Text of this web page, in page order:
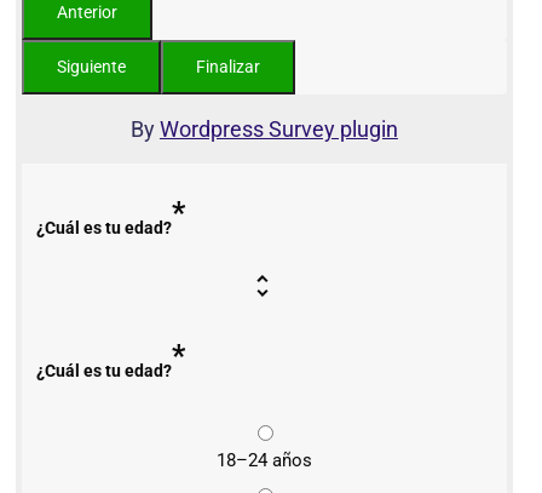
ByWordpress Survey plugin
¿Cuál es tu edad?*
¿Cuál es tu edad?*
18–24 años